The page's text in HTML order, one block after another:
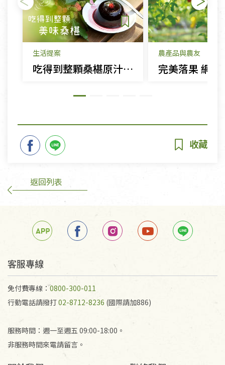
生活提案
吃得到整顆桑椹原汁原味，就像吃新鮮桑椹一樣
農產品與農友
返回列表
客服專線
免付費專線：0800-300-011
行動電話請撥打02-8712-8236 (國際請加886)
服務時間：週一至週五 09:00-18:00。
非服務時間來電請留言。